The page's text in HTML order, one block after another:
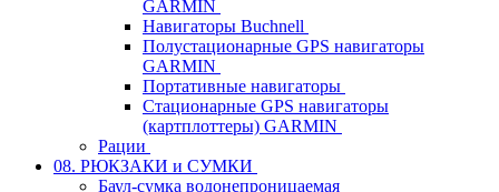
GARMIN
Навигаторы Buchnell
Полустационарные GPS навигаторы
GARMIN
Портативные навигаторы
Стационарные GPS навигаторы
(картплоттеры) GARMIN
Рации
08. РЮКЗАКИ и СУМКИ
Баул-сумка водонепроницаемая